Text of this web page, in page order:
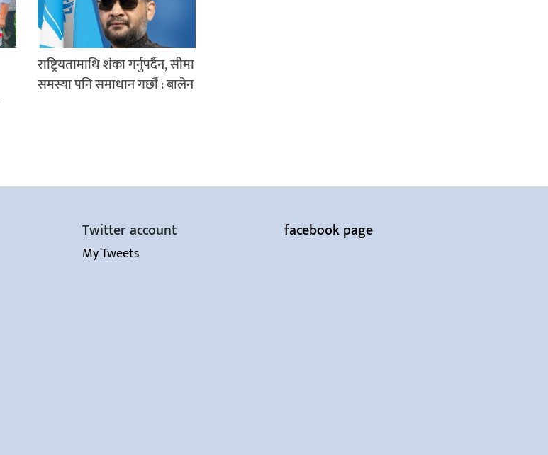
राष्ट्रियतामाथि शंका गर्नुपर्दैन, सीमा
समस्या पनि समाधान गर्छौं : बालेन
Twitter account
My Tweets
facebook page